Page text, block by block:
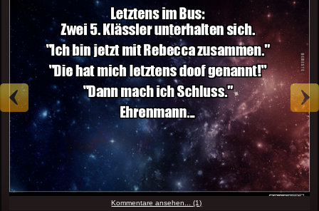
Kommentare ansehen... (1)